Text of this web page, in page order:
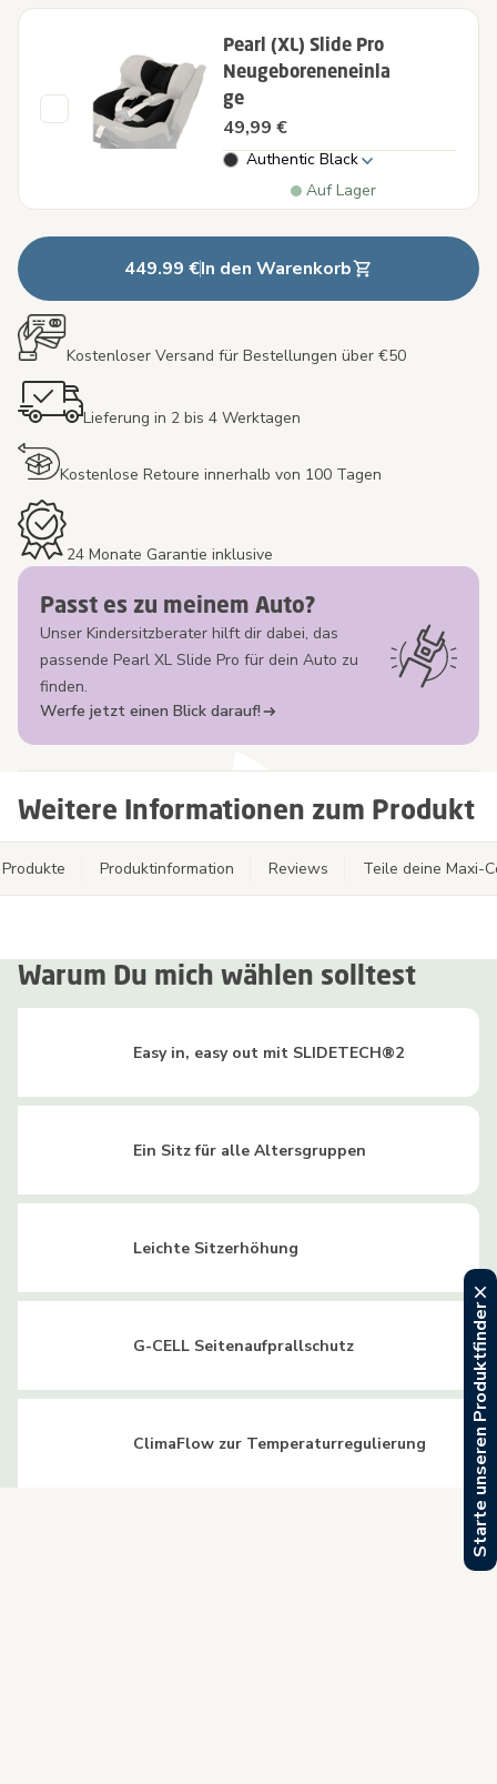
Pearl (XL) Slide Pro
Neugeboreneneinla
ge
49,99 €
Authentic Black
Auf Lager
449.99 €In den Warenkorb
Kostenloser Versand für Bestellungen über €50
Lieferung in 2 bis 4 Werktagen
Kostenlose Retoure innerhalb von 100 Tagen
24 Monate Garantie inklusive
Passt es zu meinem Auto?
Unser Kindersitzberater hilft dir dabei, das
passende Pearl XL Slide Pro für dein Auto zu
finden.
Werfe jetzt einen Blick darauf!
Weitere Informationen zum Produkt
Produktinformation Reviews Teile deine Maxi-
Warum Du mich wählen solltest
Easy in, easy out mit SLIDETECH®2
Ein Sitz für alle Altersgruppen
Leichte Sitzerhöhung
G-CELL Seitenaufprallschutz
ClimaFlow zur Temperaturregulierung Starte unseren Produktfinder